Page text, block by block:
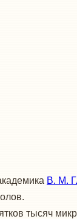
В. М.
тысяч